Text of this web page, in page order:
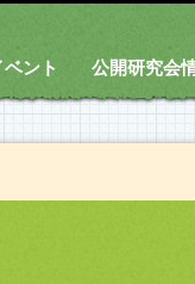
ント 公開研究会